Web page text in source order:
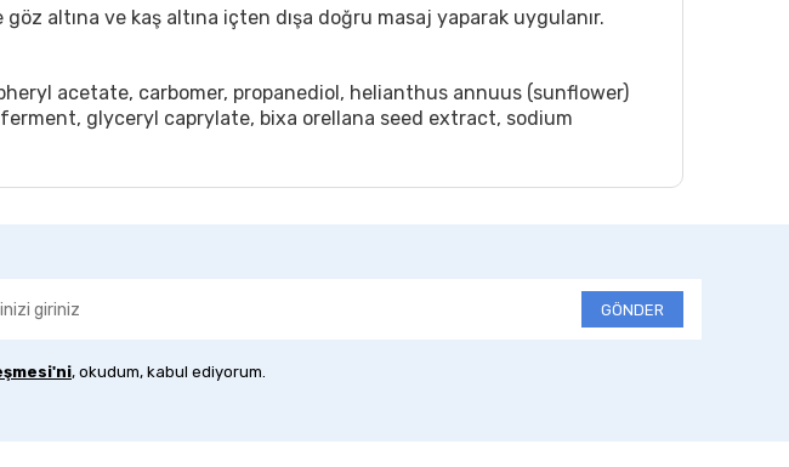
altına ve kaş altına içten dışa doğru masaj yaparak uygulanır.
acetate, carbomer, propanediol, helianthus annuus (sunflower)
glyceryl caprylate, bixa orellana seed extract, sodium
GÖNDER
, okudum, kabul ediyorum.